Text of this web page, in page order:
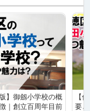
版】御劔小学校の概
｜創立百周年目前
【
要